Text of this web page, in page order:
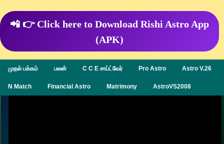
📲 👉 Click here to Download Rishi Astro App
(APK)
முதல் பக்கம் பலன் C C E சாப்ட்வேர் Pro Astro Astro V.26
N Match Financial Astro Matrimony AstroVS2008